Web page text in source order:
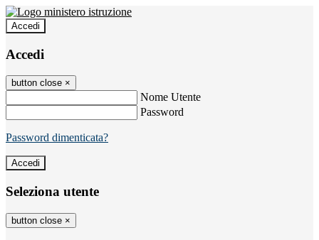
Accedi
Accedi
button close ×
Nome Utente
Password
Password dimenticata?
Seleziona utente
button close ×